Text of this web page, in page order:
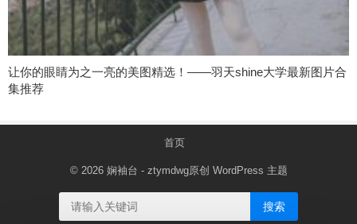
让你的眼睛为之一亮的美图精选！——羽天shine大学最新图片合
集推荐
首页
© 2026 娴袖台 - ztymdwg原创 WordPress 主题
搜索